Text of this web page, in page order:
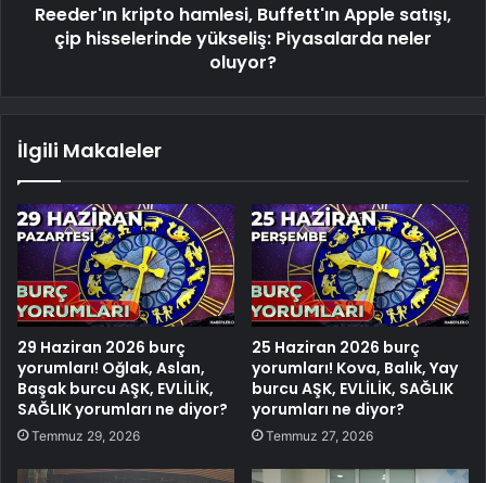
Reeder'ın kripto hamlesi, Buffett'ın Apple satışı,
çip hisselerinde yükseliş: Piyasalarda neler
oluyor?
İlgili Makaleler
29 Haziran 2026 burç
yorumları! Oğlak, Aslan,
Başak burcu AŞK, EVLİLİK,
SAĞLIK yorumları ne diyor?
Temmuz 29, 2026
25 Haziran 2026 burç
yorumları! Kova, Balık, Yay
burcu AŞK, EVLİLİK, SAĞLIK
yorumları ne diyor?
Temmuz 27, 2026